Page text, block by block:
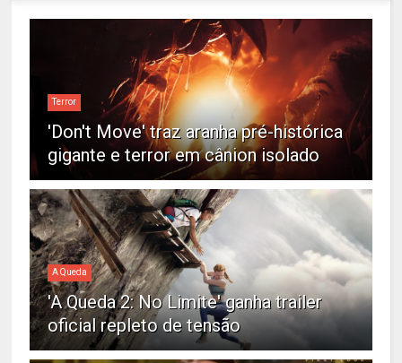
Terror
'Don't Move' traz aranha pré-histórica
gigante e terror em cânion isolado
A Queda
'A Queda 2: No Limite' ganha trailer
oficial repleto de tensão